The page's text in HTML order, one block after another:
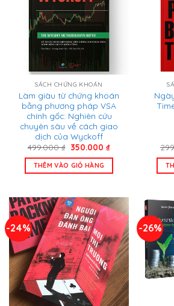
SÁCH CHỨNG KHOÁN
Làm giàu từ chứng khoán
bằng phương pháp VSA
chính gốc: Nghiên cứu
chuyên sâu về cách giao
dịch của Wyckoff
499.000₫ Giá
là:
499.000 ₫.
350.000 ₫Giá
tại
THÊM VÀO GIỎ HÀNG
-24% -26%